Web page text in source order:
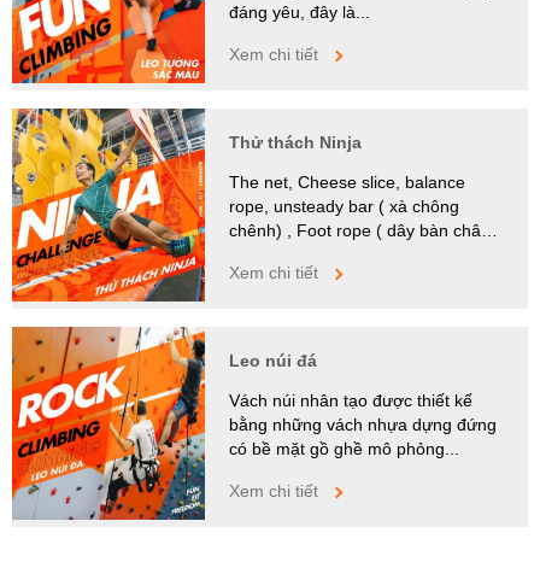
đáng yêu, đây là...
Xem chi tiết
Thử thách Ninja
The net, Cheese slice, balance
rope, unsteady bar ( xà chông
chênh) , Foot rope ( dây bàn chân),
Xem chi tiết
Leo núi đá
Vách núi nhân tạo được thiết kế
bằng những vách nhựa dựng đứng
có bề mặt gồ ghề mô phỏng...
Xem chi tiết